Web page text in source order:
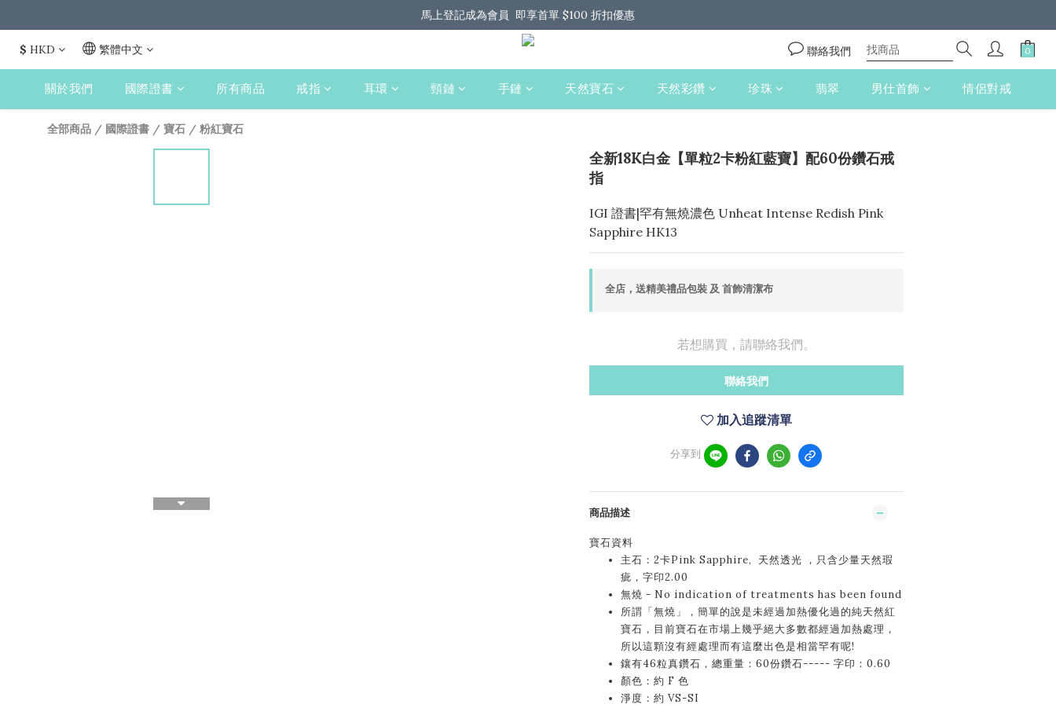
馬上登記成為會員  即享首單 $100 折扣優惠
馬上登記成為會員  即享首單 $100 折扣優惠
全港免運 歡迎 Whatsapp 我們了解更多
$ HKD 繁體中文 聯絡我們
關於我們 國際證書 所有商品 戒指 耳環 頸鏈 手鏈 天然寶石 天然彩鑽 珍珠 翡翠 男仕首飾 情侶對戒
全部商品 / 國際證書 / 寶石 / 粉紅寶石
全新18K白金【單粒2卡粉紅藍寶】配60份鑽石戒
指
IGI 證書|罕有無燒濃色 Unheat Intense Redish Pink
Sapphire HK13
全店，送精美禮品包裝 及 首飾清潔布
若想購買，請聯絡我們。
聯絡我們
加入追蹤清單
分享到
商品描述
寶石資料
主石：2卡Pink Sapphire, 天然透光 ，只含少量天然瑕
疵，字印2.00
無燒 - No indication of treatments has been found
所謂「無燒」，簡單的說是未經過加熱優化過的純天然紅
寶石，目前寶石在市場上幾乎絕大多數都經過加熱處理，
所以這顆沒有經處理而有這麼出色是相當罕有呢!
鑲有46粒真鑽石，總重量：60份鑽石----- 字印：0.60
顏色：約 F 色
淨度：約 VS-SI